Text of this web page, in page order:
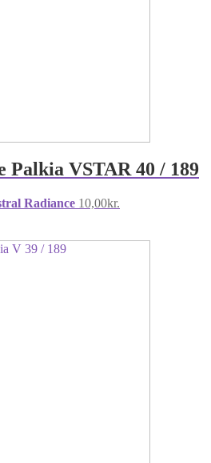
Palkia VSTAR 40 / 189
Radiance 10,00kr.